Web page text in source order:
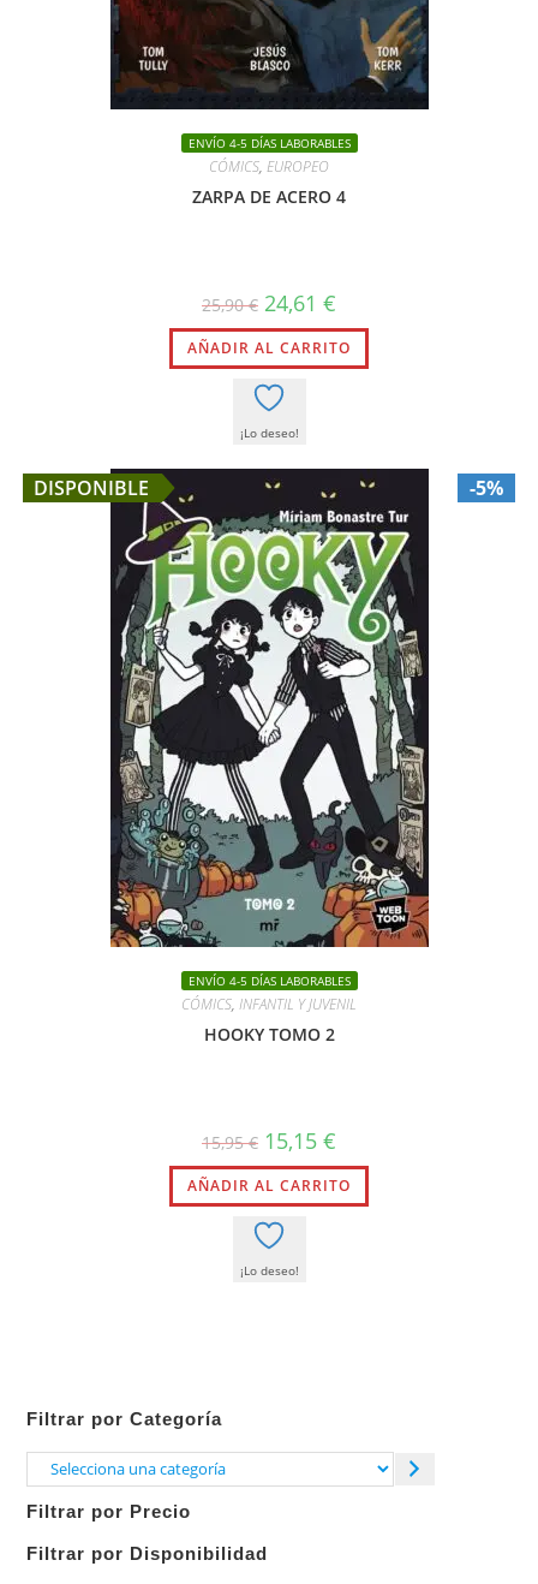
ENVÍO 4-5 DÍAS LABORABLES
CÓMICS, EUROPEO
ZARPA DE ACERO 4
25,90€ El
precio
original
era:
25,90 €.
24,61 €
actual
es:
24,61 €.
AÑADIR AL CARRITO
¡Lo deseo!
DISPONIBLE -5%
ENVÍO 4-5 DÍAS LABORABLES
CÓMICS, INFANTIL Y JUVENIL
HOOKY TOMO 2
15,95€ El
precio
original
era:
15,95 €.
15,15 €
actual
es:
15,15 €.
AÑADIR AL CARRITO
¡Lo deseo!
Filtrar por Categoría
Selecciona
categoría
Filtrar por Precio
Filtrar por Disponibilidad